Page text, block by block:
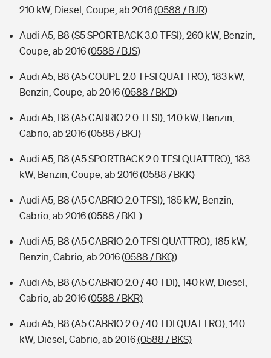
210 kW, Diesel, Coupe, ab 2016(0588 / BJR)
Audi A5, B8 (S5 SPORTBACK 3.0 TFSI), 260 kW, Benzin,
Coupe, ab 2016(0588 / BJS)
Audi A5, B8 (A5 COUPE 2.0 TFSI QUATTRO), 183 kW,
Benzin, Coupe, ab 2016(0588 / BKD)
Audi A5, B8 (A5 CABRIO 2.0 TFSI), 140 kW, Benzin,
Cabrio, ab 2016(0588 / BKJ)
Audi A5, B8 (A5 SPORTBACK 2.0 TFSI QUATTRO), 183
kW, Benzin, Coupe, ab 2016(0588 / BKK)
Audi A5, B8 (A5 CABRIO 2.0 TFSI), 185 kW, Benzin,
Cabrio, ab 2016(0588 / BKL)
Audi A5, B8 (A5 CABRIO 2.0 TFSI QUATTRO), 185 kW,
Benzin, Cabrio, ab 2016(0588 / BKQ)
Audi A5, B8 (A5 CABRIO 2.0 / 40 TDI), 140 kW, Diesel,
Cabrio, ab 2016(0588 / BKR)
Audi A5, B8 (A5 CABRIO 2.0 / 40 TDI QUATTRO), 140
kW, Diesel, Cabrio, ab 2016(0588 / BKS)